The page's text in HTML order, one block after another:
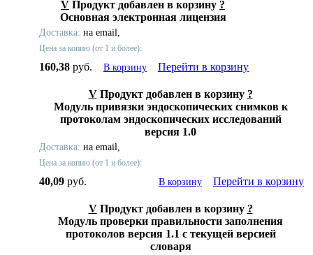
V Продукт добавлен в корзину ?
Основная электронная лицензия
Доставка: на email,
Цена за копию (от 1 и более):
160,38 руб. В корзину Перейти в корзину
V Продукт добавлен в корзину ?
Модуль привязки эндоскопических снимков к
протоколам эндоскопических исследований
версия 1.0
Доставка: на email,
Цена за копию (от 1 и более):
40,09 руб. В корзину Перейти в корзину
V Продукт добавлен в корзину ?
Модуль проверки правильности заполнения
протоколов версия 1.1 с текущей версией
словаря